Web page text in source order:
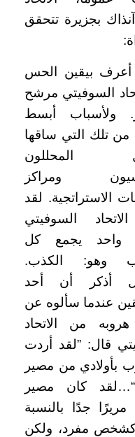
بجزيرة تتحقق
بيقين الحس
السوفيتي مرشح
ولأسباب أبسط
من تلك التي ساقها
المحللون
ومراكز
الاستراتجية. لقد
الاتحاد السوفيتي
واحد يجمع كل
وهو: الكذب.
أذكر أن أحد
عندما سألوه عن
من الاتحاد
قال: ”لقد أردت
بأولادي من مصير
كان مصير
جدًا بالنسبة
كشخص مفرد، ولكن